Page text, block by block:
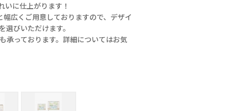
いに仕上がります！
広くご用意しておりますので、デザイ
選びいただけます。
承っております。詳細についてはお気